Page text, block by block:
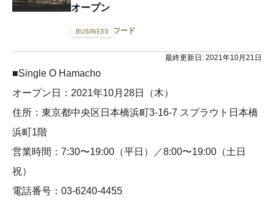
オープン
BUSINESS フード
最終更新日: 2021年10月21日
■Single O Hamacho
オープン日：2021年10月28日（木）
住所：東京都中央区日本橋浜町3-16-7 スプラウト日本橋
浜町1階
営業時間：7:30〜19:00（平日）／8:00〜19:00（土日
祝）
電話番号：03-6240-4455